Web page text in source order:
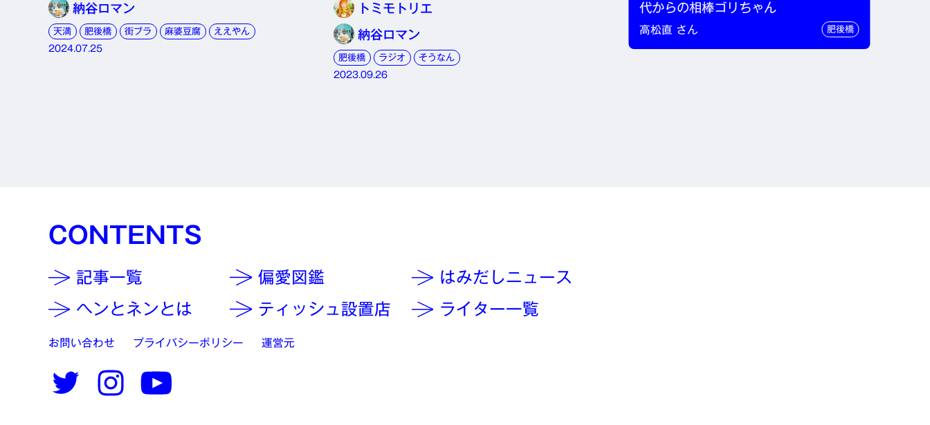
納谷ロマン
天満 肥後橋 街ブラ 麻婆豆腐
ええやん
2024.07.25
トミモトリエ
納谷ロマン
肥後橋 ラジオ
そうなん
2023.09.26
代からの相棒ゴリちゃん
高松直 さん 肥後橋
CONTENTS
記事一覧 偏愛図鑑
はみだしニュース
ヘンとネンとは
ティッシュ設置店 ライター一覧
お問い合わせ プライバシーポリシー 運営元